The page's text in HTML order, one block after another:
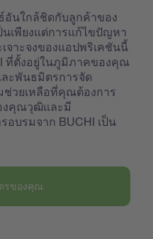
อันใกล้ชิดกับลูกค้าของ
นเพียงแต่การแก้ไขปัญหา
จาะจงของแอปพริเคชันนี้
ที่ตั้งอยู่ในภูมิภาคของคุณ
ละพันธมิตรการจัด
ช่วยเหลือที่คุณต้องการ
งคุณวุฒิและมี
อบรมจาก BUCHI เป็น
รของคุณ